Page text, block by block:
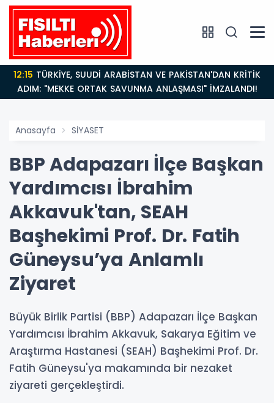
12:15
ADIM: "MEKKE ORTAK SAVUNMA ANLAŞMASI" İMZALANDI!
Anasayfa SİYASET
BBP Adapazarı İlçe Başkan
Yardımcısı İbrahim
Akkavuk'tan, SEAH
Başhekimi Prof. Dr. Fatih
Güneysu’ya Anlamlı
Ziyaret
Büyük Birlik Partisi (BBP) Adapazarı İlçe Başkan
Yardımcısı İbrahim Akkavuk, Sakarya Eğitim ve
Araştırma Hastanesi (SEAH) Başhekimi Prof. Dr.
Fatih Güneysu'ya makamında bir nezaket
ziyareti gerçekleştirdi.